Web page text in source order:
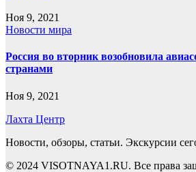
Ноя 9, 2021
Новости мира
Россия во вторник возобновила
странами
Ноя 9, 2021
Лахта Центр
Новости, обзоры, статьи. Экскурсии
© 2024 VISOTNAYA1.RU. Все права